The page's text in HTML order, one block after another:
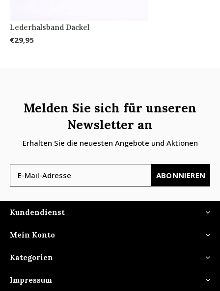
Lederhalsband Dackel
€29,95
Melden Sie sich für unseren
Newsletter an
Erhalten Sie die neuesten Angebote und Aktionen
ABONNIEREN
Kundendienst
Mein Konto
Kategorien
Impressum